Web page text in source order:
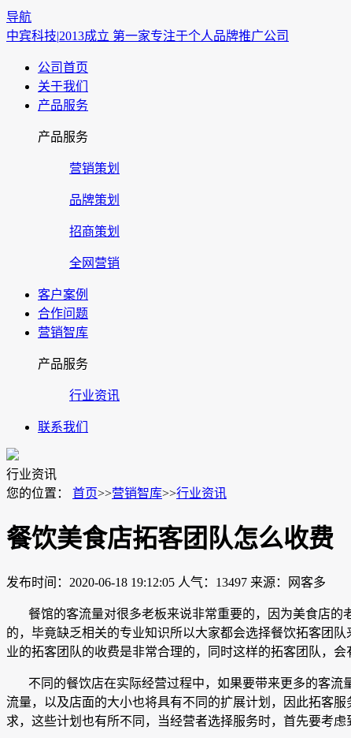
导航
中宾科技|2013成立 第一家专注于个人品牌推广公司
公司首页
关于我们
产品服务
产品服务
营销策划
品牌策划
招商策划
全网营销
客户案例
合作问题
营销智库
产品服务
行业资讯
联系我们
行业资讯
您的位置：
首页>>营销智库>>行业资讯
餐饮美食店拓客团队怎么收费
发布时间：2020-06-18 19:12:05 人气：13497 来源：网客多
餐馆的客流量对很多老板来说非常重要的，因为美食店
的，毕竟缺乏相关的专业知识所以大家都会选择餐饮拓客团
业的拓客团队的收费是非常合理的，同时这样的拓客团队，
不同的餐饮店在实际经营过程中，如果要带来更多的客
流量，以及店面的大小也将具有不同的扩展计划，因此拓客
求，这些计划也有所不同，当经营者选择服务时，首先要考虑